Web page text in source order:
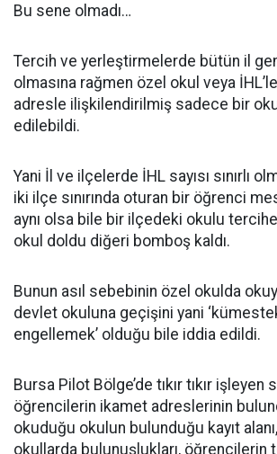
Bu sene olmadı…
Tercih ve yerleştirmelerde bütün il
olmasına rağmen özel okul veya
adresle ilişkilendirilmiş sadece bir
edilebildi.
Yani İl ve ilçelerde İHL sayısı sınırlı
iki ilçe sınırında oturan bir öğrenci
aynı olsa bile bir ilçedeki okulu
okul doldu diğeri bomboş kaldı.
Bunun asıl sebebinin özel okulda
devlet okuluna geçişini yani
engellemek’ olduğu bile iddia edildi.
Bursa Pilot Bölge’de tıkır tıkır işleyen
öğrencilerin ikamet adreslerinin
okuduğu okulun bulunduğu kayıt
okullarda bulunuşlukları, öğrencilerin